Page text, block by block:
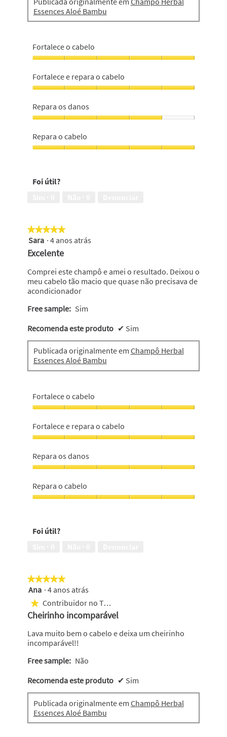
Essences Aloé Bambu
Fortalece o cabelo
o
cabelo,
em
5
Fortalece e repara o cabelo
e
repara
cabelo,
5
em
Repara os danos
os
danos,
Repara o cabelo
5
Foi útil?
★★★★★
★★★★★
5
em
Sara · 4 anos atrás
Excelente
Comprei este champô e amei o resultado. Deixou o
meu cabelo tão macio que quase não precisava de
acondicionador
Free sample: Sim
Recomenda este produto ✔ Sim
Publicada originalmente em Champô Herbal
Essences Aloé Bambu
Fortalece o cabelo
o
cabelo,
5
em
5
Fortalece e repara o cabelo
e
repara
o
cabelo,
5
em
Repara os danos
os
danos,
5
Repara o cabelo
5
Foi útil?
★★★★★
★★★★★
5
em
estrelas.
Ana · 4 anos atrás
★ Contribuidor no Top 500
Cheirinho incomparável
Lava muito bem o cabelo e deixa um cheirinho
incomparável!!
Free sample: Não
Recomenda este produto ✔ Sim
Publicada originalmente em Champô Herbal
Essences Aloé Bambu